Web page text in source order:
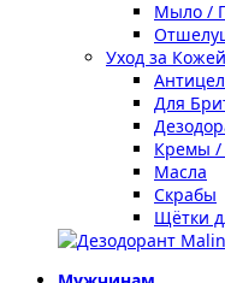
Мыло /
Уход за Кожей
Для
Кремы /
Масла
Скрабы
Щётки